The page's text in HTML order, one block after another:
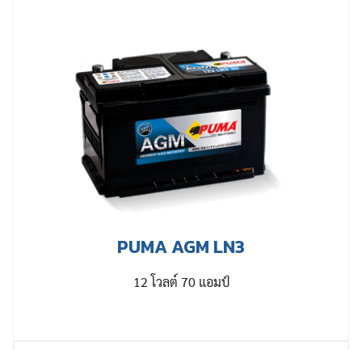
PUMA AGM LN3
12 โวลต์ 70 แอมป์